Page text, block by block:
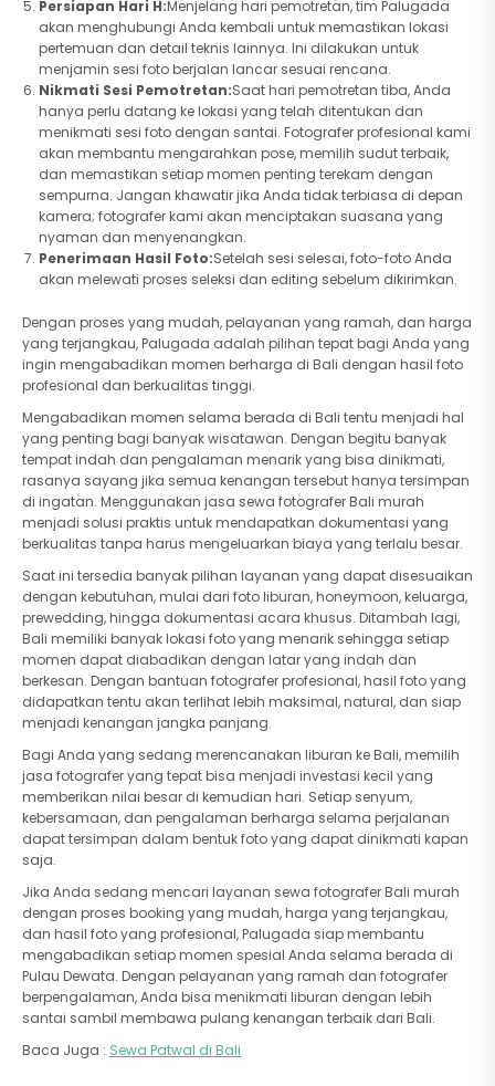
Persiapan Hari H:Menjelang hari pemotretan, tim Palugada
akan menghubungi Anda kembali untuk memastikan lokasi
pertemuan dan detail teknis lainnya. Ini dilakukan untuk
menjamin sesi foto berjalan lancar sesuai rencana.
Nikmati Sesi Pemotretan:Saat hari pemotretan tiba, Anda
hanya perlu datang ke lokasi yang telah ditentukan dan
menikmati sesi foto dengan santai. Fotografer profesional kami
akan membantu mengarahkan pose, memilih sudut terbaik,
dan memastikan setiap momen penting terekam dengan
sempurna. Jangan khawatir jika Anda tidak terbiasa di depan
kamera; fotografer kami akan menciptakan suasana yang
nyaman dan menyenangkan.
Penerimaan Hasil Foto:Setelah sesi selesai, foto-foto Anda
akan melewati proses seleksi dan editing sebelum dikirimkan.
Dengan proses yang mudah, pelayanan yang ramah, dan harga
yang terjangkau, Palugada adalah pilihan tepat bagi Anda yang
ingin mengabadikan momen berharga di Bali dengan hasil foto
profesional dan berkualitas tinggi.
Mengabadikan momen selama berada di Bali tentu menjadi hal
yang penting bagi banyak wisatawan. Dengan begitu banyak
tempat indah dan pengalaman menarik yang bisa dinikmati,
rasanya sayang jika semua kenangan tersebut hanya tersimpan
di ingatan. Menggunakan jasa sewa fotografer Bali murah
menjadi solusi praktis untuk mendapatkan dokumentasi yang
berkualitas tanpa harus mengeluarkan biaya yang terlalu besar.
Saat ini tersedia banyak pilihan layanan yang dapat disesuaikan
dengan kebutuhan, mulai dari foto liburan, honeymoon, keluarga,
prewedding, hingga dokumentasi acara khusus. Ditambah lagi,
Bali memiliki banyak lokasi foto yang menarik sehingga setiap
momen dapat diabadikan dengan latar yang indah dan
berkesan. Dengan bantuan fotografer profesional, hasil foto yang
didapatkan tentu akan terlihat lebih maksimal, natural, dan siap
menjadi kenangan jangka panjang.
Bagi Anda yang sedang merencanakan liburan ke Bali, memilih
jasa fotografer yang tepat bisa menjadi investasi kecil yang
memberikan nilai besar di kemudian hari. Setiap senyum,
kebersamaan, dan pengalaman berharga selama perjalanan
dapat tersimpan dalam bentuk foto yang dapat dinikmati kapan
saja.
Jika Anda sedang mencari layanan sewa fotografer Bali murah
dengan proses booking yang mudah, harga yang terjangkau,
dan hasil foto yang profesional, Palugada siap membantu
mengabadikan setiap momen spesial Anda selama berada di
Pulau Dewata. Dengan pelayanan yang ramah dan fotografer
berpengalaman, Anda bisa menikmati liburan dengan lebih
santai sambil membawa pulang kenangan terbaik dari Bali.
Baca Juga : Sewa Patwal di Bali